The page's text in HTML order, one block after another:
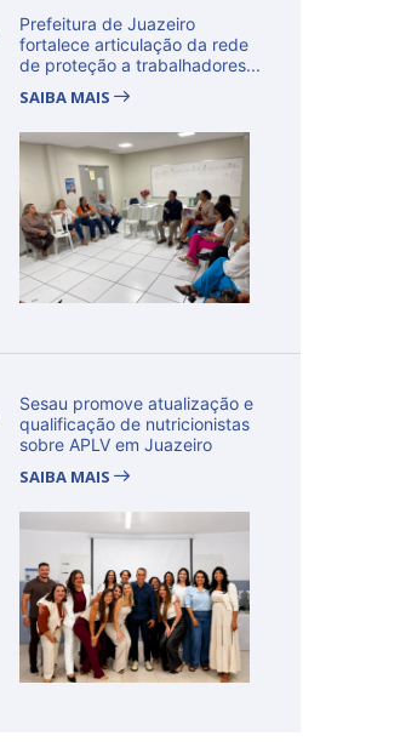
Prefeitura de Juazeiro
fortalece articulação da rede
de proteção a trabalhadores...
SAIBA MAIS
Sesau promove atualização e
qualificação de nutricionistas
sobre APLV em Juazeiro
SAIBA MAIS